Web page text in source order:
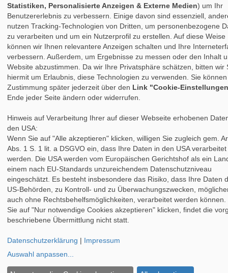
Statistiken, Personalisierte Anzeigen & Externe Medien) um Ihr
Benutzererlebnis zu verbessern. Einige davon sind essenziell,
nutzen Tracking-Technologien von Dritten, um personenbezogene
zu verarbeiten und um ein Nutzerprofil zu erstellen. Auf diese Weise
können wir Ihnen relevantere Anzeigen schalten und Ihre
verbessern. Außerdem, um Ergebnisse zu messen oder den Inhalt
Website abzustimmen. Da wir Ihre Privatsphäre schätzen, bitten wir
hiermit um Erlaubnis, diese Technologien zu verwenden. Sie
Zustimmung später jederzeit über den Link "Cookie-
Ende jeder Seite ändern oder widerrufen.
Hinweis auf Verarbeitung Ihrer auf dieser Webseite erhobenen
den USA:
Wenn Sie auf "Alle akzeptieren" klicken, willigen Sie zugleich gem.
Abs. 1 S. 1 lit. a DSGVO ein, dass Ihre Daten in den USA verarbeitet
werden. Die USA werden vom Europäischen Gerichtshof als ein
einem nach EU-Standards unzureichendem Datenschutzniveau
eingeschätzt. Es besteht insbesondere das Risiko, dass Ihre Daten
US-Behörden, zu Kontroll- und zu Überwachungszwecken,
auch ohne Rechtsbehelfsmöglichkeiten, verarbeitet werden können.
Sie auf "Nur notwendige Cookies akzeptieren" klicken, findet die
beschriebene Übermittlung nicht statt.
Datenschutzerklärung | Impressum
Auswahl anpassen